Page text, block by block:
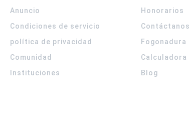
Anuncio
Condiciones de servicio
política de privacidad
Comunidad
Instituciones
Honorarios
Contáctanos
Fogonadura
Calculadora
Blog